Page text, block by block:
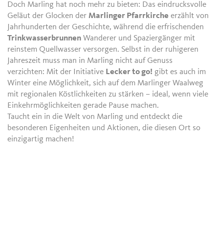
Doch Marling hat noch mehr zu bieten: Das eindrucksvolle
Geläut der Glocken derMarlinger Pfarrkirche erzählt von
Jahrhunderten der Geschichte, während die erfrischenden
Trinkwasserbrunnen Wanderer und Spaziergänger mit
reinstem Quellwasser versorgen. Selbst in der ruhigeren
Jahreszeit muss man in Marling nicht auf Genuss
verzichten: Mit der Initiative Lecker to go! gibt es auch im
Winter eine Möglichkeit, sich auf dem Marlinger Waalweg
mit regionalen Köstlichkeiten zu stärken – ideal, wenn viele
Einkehrmöglichkeiten gerade Pause machen.
Taucht ein in die Welt von Marling und entdeckt die
besonderen Eigenheiten und Aktionen, die diesen Ort so
einzigartig machen!